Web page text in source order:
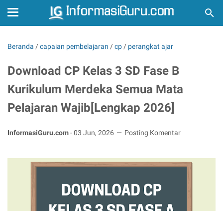
Beranda /capaian pembelajaran /cp / perangkat ajar
Download CP Kelas 3 SD Fase B
Kurikulum Merdeka Semua Mata
Pelajaran Wajib[Lengkap 2026]
InformasiGuru.com-03 Jun, 2026 Posting Komentar